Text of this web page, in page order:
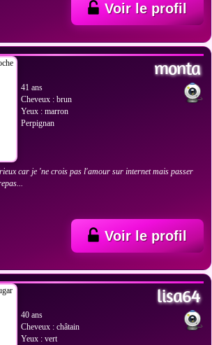
Voir le profil
monta
41 ans
Cheveux : brun
Yeux : marron
Perpignan
car je 'ne crois pas l'amour sur internet mais passer
Voir le profil
lisa64
40 ans
Cheveux : châtain
Yeux : vert